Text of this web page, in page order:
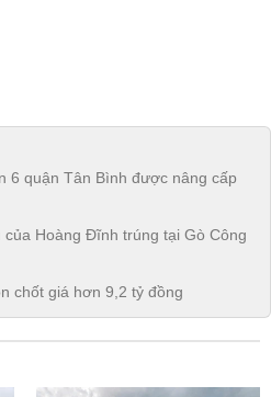
6 quận Tân Bình được nâng cấp
Hoàng Đĩnh trúng tại Gò Công
chốt giá hơn 9,2 tỷ đồng